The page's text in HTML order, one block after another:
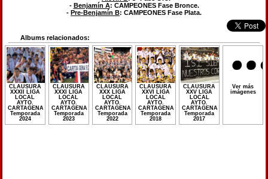
- Benjamín A: CAMPEONES Fase Bronce.
- Pre-Benjamín B: CAMPEONES Fase Plata.
Albums relacionados:
CLAUSURA
XXXII LIGA
LOCAL
AYTO.
CARTAGENA
Temporada
2024
CLAUSURA
XXXI LIGA
LOCAL
AYTO.
CARTAGENA
Temporada
2023
CLAUSURA
XXX LIGA
LOCAL
AYTO.
CARTAGENA
Temporada
2022
CLAUSURA
XXVI LIGA
LOCAL
AYTO.
CARTAGENA
Temporada
2018
CLAUSURA
XXV LIGA
LOCAL
AYTO.
CARTAGENA
Temporada
2017
Ver más
imágenes